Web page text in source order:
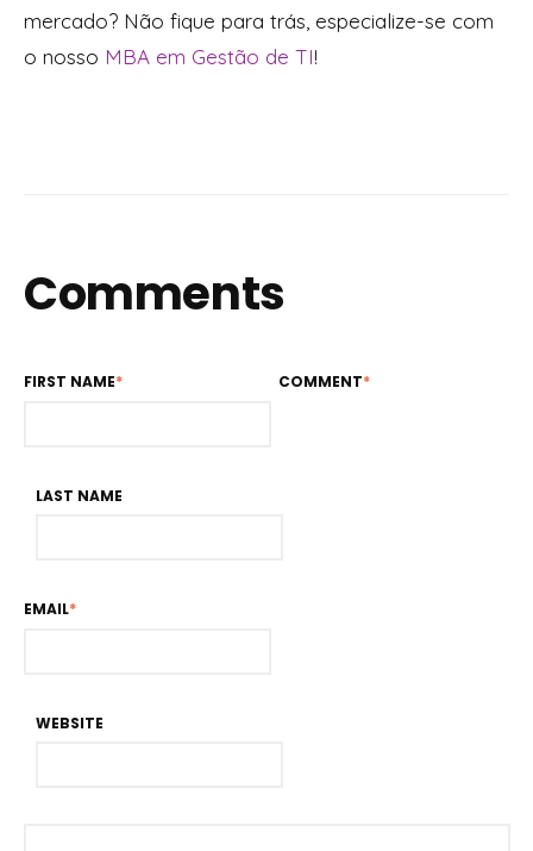
mercado? Não fique para trás, especialize-se com
o nosso MBA em Gestão de TI!
Comments
FIRST NAME*
LAST NAME
EMAIL*
WEBSITE
COMMENT*